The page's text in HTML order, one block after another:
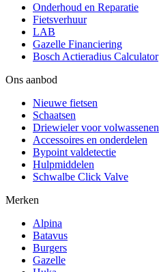
Onderhoud en Reparatie
Fietsverhuur
LAB
Gazelle Financiering
Bosch Actieradius Calculator
Ons aanbod
Nieuwe fietsen
Schaatsen
Driewieler voor volwassenen
Accessoires en onderdelen
Bypoint valdetectie
Hulpmiddelen
Schwalbe Click Valve
Merken
Alpina
Batavus
Burgers
Gazelle